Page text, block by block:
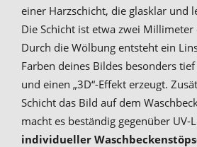
einer Harzschicht, die glasklar und
Die Schicht ist etwa zwei
Durch die Wölbung entsteht ein
Farben deines Bildes besonders
und einen „3D“-Effekt erzeugt.
Schicht das Bild auf dem
macht es beständig gegenüber UV-
individueller